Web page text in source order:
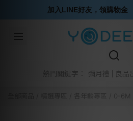
熱門關鍵字： 彌月禮 良品
各年齡專區 0-6M
加入LINE好友，領購物金